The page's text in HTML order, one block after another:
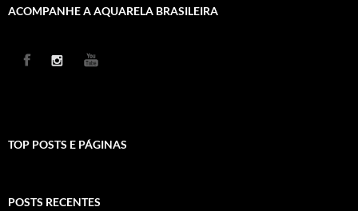
ACOMPANHE A AQUARELA BRASILEIRA
TOP POSTS E PÁGINAS
POSTS RECENTES